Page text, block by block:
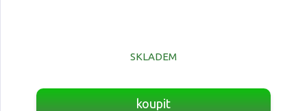
SKLADEM
koupit